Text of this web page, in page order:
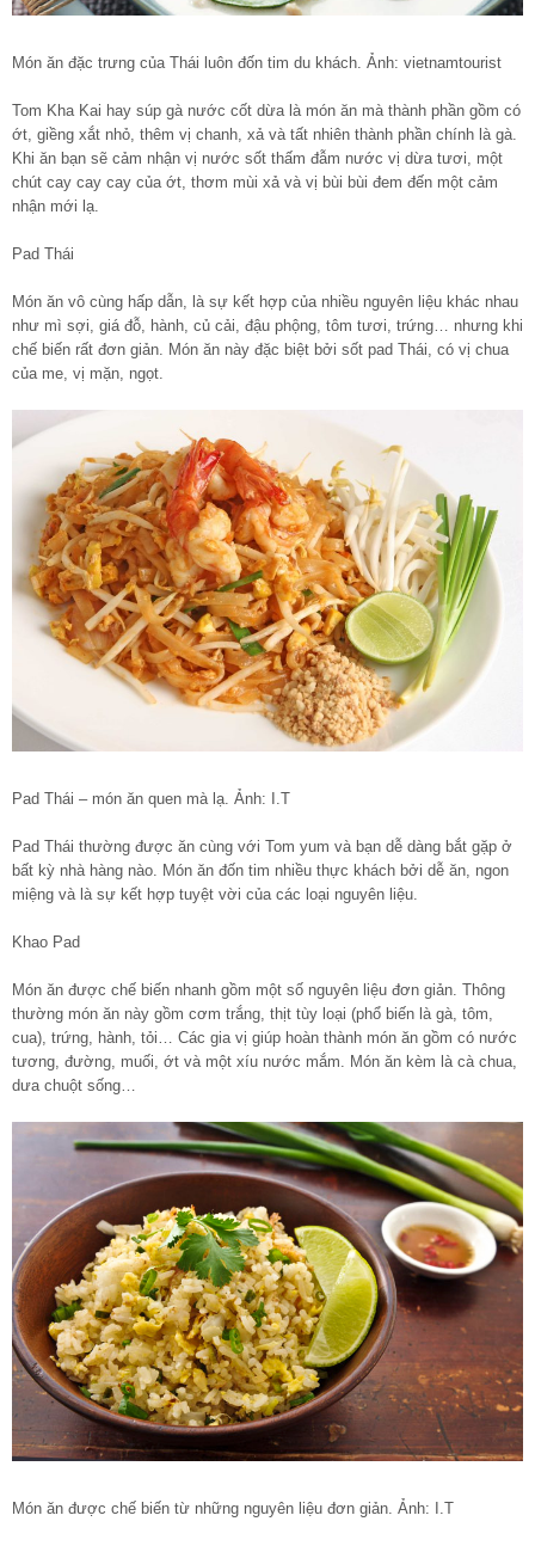
Món ăn đặc trưng của Thái luôn đốn tim du khách. Ảnh: vietnamtourist
Tom Kha Kai hay súp gà nước cốt dừa là món ăn mà thành phần gồm có
ớt, giềng xắt nhỏ, thêm vị chanh, xả và tất nhiên thành phần chính là gà.
Khi ăn bạn sẽ cảm nhận vị nước sốt thấm đẫm nước vị dừa tươi, một
chút cay cay cay của ớt, thơm mùi xả và vị bùi bùi đem đến một cảm
nhận mới lạ.
Pad Thái
Món ăn vô cùng hấp dẫn, là sự kết hợp của nhiều nguyên liệu khác nhau
như mì sợi, giá đỗ, hành, củ cải, đậu phộng, tôm tươi, trứng… nhưng khi
chế biến rất đơn giản. Món ăn này đặc biệt bởi sốt pad Thái, có vị chua
của me, vị mặn, ngọt.
Pad Thái – món ăn quen mà lạ. Ảnh: I.T
Pad Thái thường được ăn cùng với Tom yum và bạn dễ dàng bắt gặp ở
bất kỳ nhà hàng nào. Món ăn đốn tim nhiều thực khách bởi dễ ăn, ngon
miệng và là sự kết hợp tuyệt vời của các loại nguyên liệu.
Khao Pad
Món ăn được chế biến nhanh gồm một số nguyên liệu đơn giản. Thông
thường món ăn này gồm cơm trắng, thịt tùy loại (phổ biến là gà, tôm,
cua), trứng, hành, tỏi… Các gia vị giúp hoàn thành món ăn gồm có nước
tương, đường, muối, ớt và một xíu nước mắm. Món ăn kèm là cà chua,
dưa chuột sống…
Món ăn được chế biến từ những nguyên liệu đơn giản. Ảnh: I.T